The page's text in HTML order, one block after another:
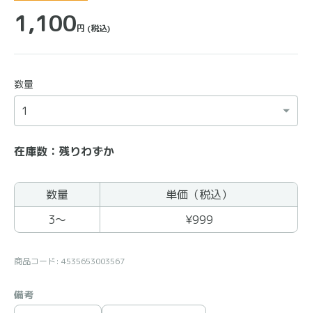
1,100円 (税込)
数量
在庫数：残りわずか
まとめ買いの商品
数量
単価（税込）
3〜
¥999
商品コード: 4535653003567
備考